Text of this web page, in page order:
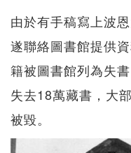
由於有手稿寫上波
遂聯絡圖書館提供
籍被圖書館列為失
失去18萬藏書，大
被毀。